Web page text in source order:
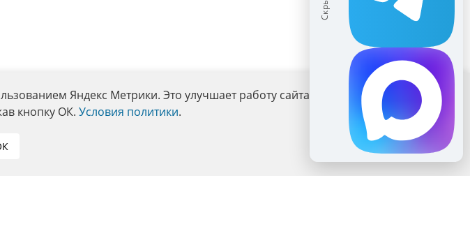
Яндекс Метрики. Это улучшает работу сайта и взаимодействие с ним.
кнопку ОК. Условия политики.